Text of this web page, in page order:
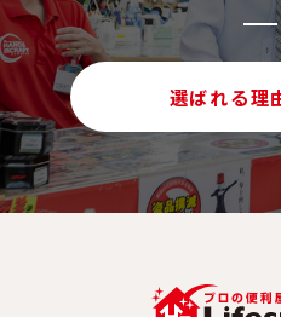
選ばれる理